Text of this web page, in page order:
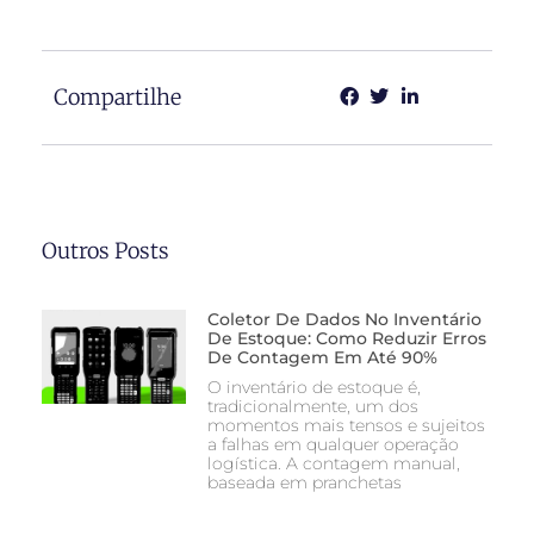
Compartilhe
Outros Posts
Coletor De Dados No Inventário
De Estoque: Como Reduzir Erros
De Contagem Em Até 90%
O inventário de estoque é,
tradicionalmente, um dos
momentos mais tensos e sujeitos
a falhas em qualquer operação
logística. A contagem manual,
baseada em pranchetas